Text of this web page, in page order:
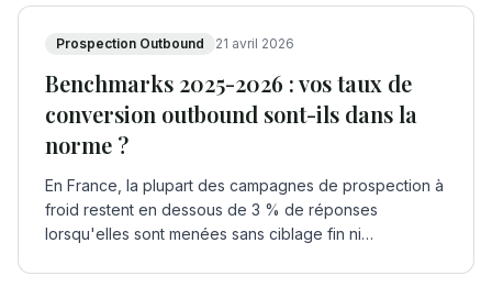
Prospection Outbound 21 avril 2026
Benchmarks 2025-2026 : vos taux de
conversion outbound sont-ils dans la
norme ?
En France, la plupart des campagnes de prospection à
froid restent en dessous de 3 % de réponses
lorsqu'elles sont menées sans ciblage fin ni